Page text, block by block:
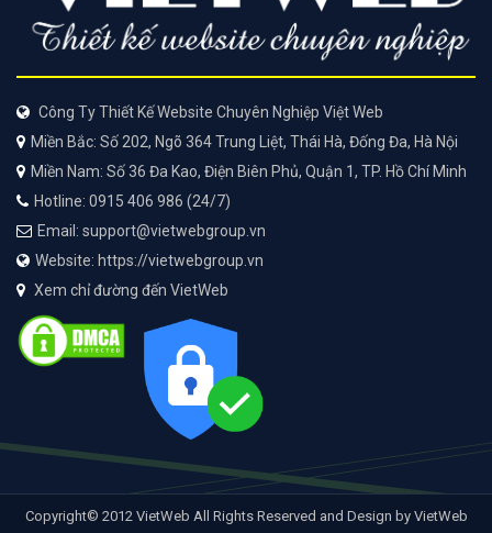
Công Ty Thiết Kế Website Chuyên Nghiệp Việt Web
Miền Bắc: Số 202, Ngõ 364 Trung Liệt, Thái Hà, Đống Đa, Hà Nội
Miền Nam: Số 36 Đa Kao, Điện Biên Phủ, Quận 1, TP. Hồ Chí Minh
Hotline: 0915 406 986 (24/7)
Email: support@vietwebgroup.vn
Website: https://vietwebgroup.vn
Xem chỉ đường đến VietWeb
Copyright© 2012 VietWeb All Rights Reserved and Design by VietWeb